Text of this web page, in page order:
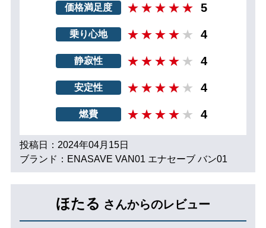
価格満足度 5
乗り心地 4
静寂性 4
安定性 4
燃費 4
投稿日：2024年04月15日
ブランド：ENASAVE VAN01 エナセーブ バン01
ほたる さんからのレビュー